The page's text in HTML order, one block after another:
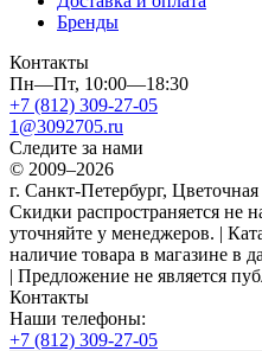
Бренды
Контакты
Пн—Пт, 10:00—18:30
+7 (812) 309-27-05
1@3092705.ru
Следите за нами
© 2009–2026
г. Санкт-Петербург,
Скидки распространяется не
уточняйте у менеджеров. |
наличие товара в магазине в
| Предложение не является
Контакты
Наши телефоны:
+7 (812) 309-27-05